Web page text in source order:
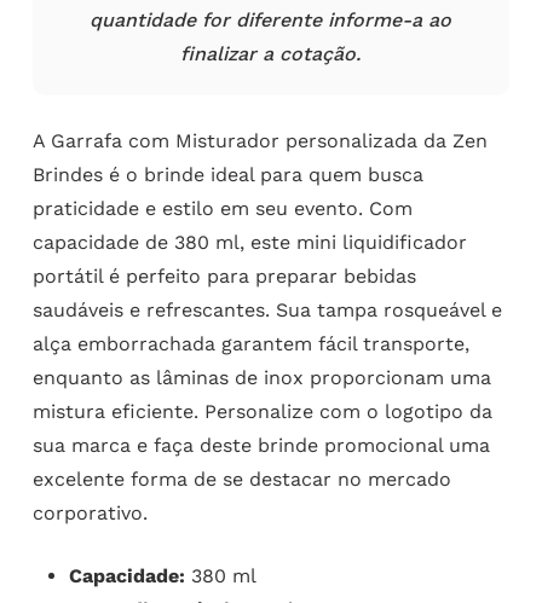
quantidade for diferente informe-a ao
finalizar a cotação.
A Garrafa com Misturador personalizada da Zen
Brindes é o brinde ideal para quem busca
praticidade e estilo em seu evento. Com
capacidade de 380 ml, este mini liquidificador
portátil é perfeito para preparar bebidas
saudáveis e refrescantes. Sua tampa rosqueável e
alça emborrachada garantem fácil transporte,
enquanto as lâminas de inox proporcionam uma
mistura eficiente. Personalize com o logotipo da
sua marca e faça deste brinde promocional uma
excelente forma de se destacar no mercado
corporativo.
Capacidade: 380 ml